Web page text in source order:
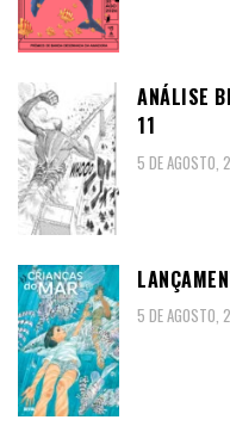
ANÁLISE
11
5 DE AGOSTO,
5 DE AGOSTO,